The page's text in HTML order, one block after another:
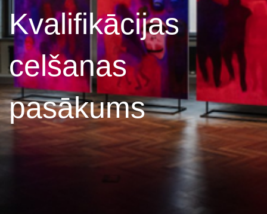
Kvalifikācijas
celšanas
pasākums